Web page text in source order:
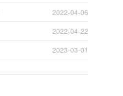
2022-04-06
2022-04-22
2023-03-01